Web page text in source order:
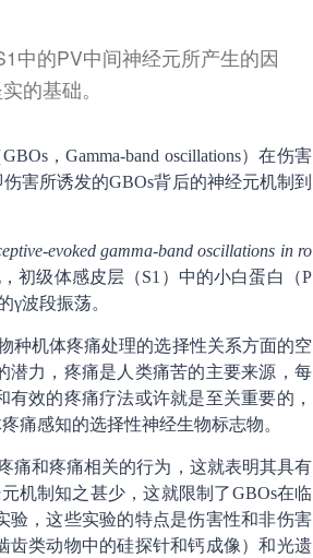
中的PV中间神经元所产生的因
的基础。
，Gamma-band oscillations）在伤害
害所诱发的GBOs背后的神经元机制到
evoked gamma-band oscillations in ro
初级体感皮层（S1）中的小白蛋白（P
γ波段振荡。
种机体疼痛处理的选择性关系方面的空
潜力，疼痛是人类痛苦的主要来源，每
效的疼痛疗法或许就是至关重要的，
痛感知的选择性神经生物标志物。
痛和疼痛相关的行为，这就表明其具有
机制知之甚少，这就限制了GBOs在临
验，这些实验的特点是伤害性和非伤害
齿类动物中的硅探针和钙成像）和光遗